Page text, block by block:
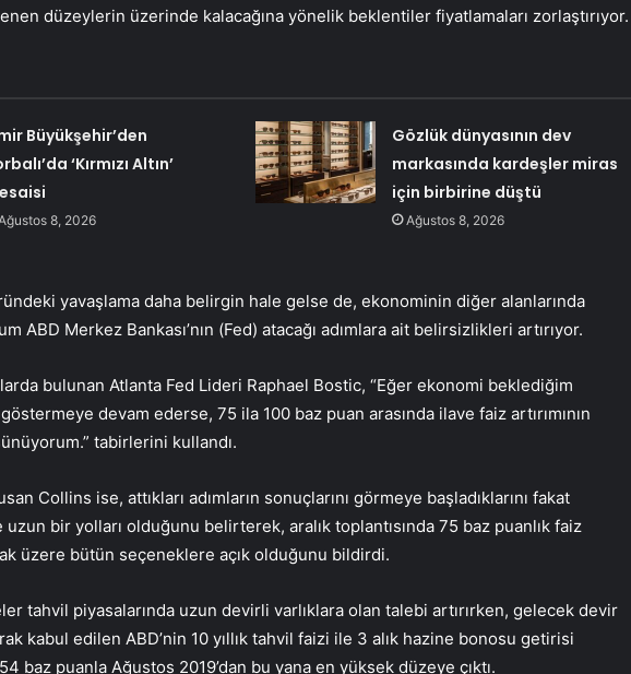
düzeylerin üzerinde kalacağına yönelik beklentiler fiyatlamaları zorlaştırıyor.
Büyükşehir’den
‘Kırmızı Altın’
8, 2026
Gözlük dünyasının dev
markasında kardeşler miras
için birbirine düştü
Ağustos 8, 2026
yavaşlama daha belirgin hale gelse de, ekonominin diğer alanlarında
ABD Merkez Bankası’nın (Fed) atacağı adımlara ait belirsizlikleri artırıyor.
bulunan Atlanta Fed Lideri Raphael Bostic, “Eğer ekonomi beklediğim
devam ederse, 75 ila 100 baz puan arasında ilave faiz artırımının
tabirlerini kullandı.
Collins ise, attıkları adımların sonuçlarını görmeye başladıklarını fakat
bir yolları olduğunu belirterek, aralık toplantısında 75 baz puanlık faiz
üzere bütün seçeneklere açık olduğunu bildirdi.
tahvil piyasalarında uzun devirli varlıklara olan talebi artırırken, gelecek devir
kabul edilen ABD’nin 10 yıllık tahvil faizi ile 3 alık hazine bonosu getirisi
baz puanla Ağustos 2019’dan bu yana en yüksek düzeye çıktı.